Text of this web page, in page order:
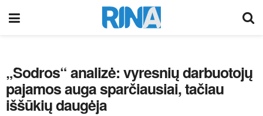
„Sodros“ analizė: vyresnių darbuotojų
pajamos auga sparčiausiai, tačiau
iššūkių daugėja